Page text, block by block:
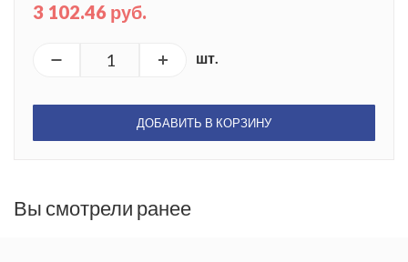
3 102.46 руб.
шт.
ДОБАВИТЬ В КОРЗИНУ
Вы смотрели ранее